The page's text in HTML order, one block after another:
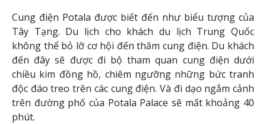
Cung điện Potala được biết đến như biểu tượng của
Tây Tạng. Du lịch cho khách du lịch Trung Quốc
không thể bỏ lỡ cơ hội đến thăm cung điện. Du khách
đến đây sẽ được đi bộ tham quan cung điện dưới
chiều kim đồng hồ, chiêm ngưỡng những bức tranh
độc đáo treo trên các cung điện. Và đi dạo ngắm cảnh
trên đường phố của Potala Palace sẽ mất khoảng 40
phút.